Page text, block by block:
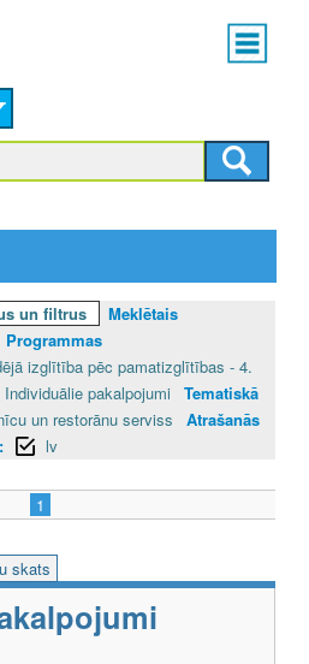
Main
menu
un filtrus
Meklētais
Programmas
izglītība pēc pamatizglītības - 4.
Individuālie pakalpojumi
Tematiskā
un restorānu serviss
Atrašanās
lv
1
skats